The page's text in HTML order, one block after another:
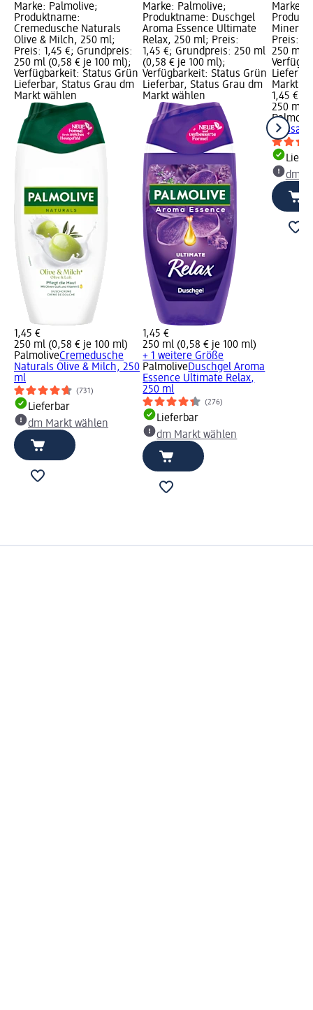
Marke: Palmolive;
Produktname:
Cremedusche Naturals
Olive & Milch, 250 ml;
Preis: 1,45 €; Grundpreis:
250 ml (0,58 € je 100 ml);
Verfügbarkeit: Status Grün
Lieferbar, Status Grau dm
Markt wählen
1,45 €
250 ml (0,58 € je 100 ml)
PalmoliveCremedusche
Naturals Olive & Milch, 250
ml
(731)
Lieferbar
dm Markt wählen
Marke: Palmolive;
Produktname: Duschgel
Aroma Essence Ultimate
Relax, 250 ml; Preis:
1,45 €; Grundpreis: 250 ml
(0,58 € je 100 ml);
Verfügbarkeit: Status Grün
Lieferbar, Status Grau dm
Markt wählen
1,45 €
250 ml (0,58 € je 100 ml)
+ 1 weitere Größe
PalmoliveDuschgel Aroma
Essence Ultimate Relax,
250 ml
(276)
Lieferbar
dm Markt wählen
Marke:
Mineral
Preis:
250 ml
Markt
1,45 €
250 ml
dm